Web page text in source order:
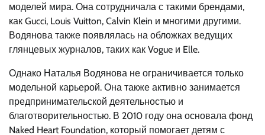
моделей мира. Она сотрудничала с такими брендами,
как Gucci, Louis Vuitton, Calvin Klein и многими другими.
Водянова также появлялась на обложках ведущих
глянцевых журналов, таких как Vogue и Elle.
Однако Наталья Водянова не ограничивается только
модельной карьерой. Она также активно занимается
предпринимательской деятельностью и
благотворительностью. В 2010 году она основала фонд
Naked Heart Foundation, который помогает детям с